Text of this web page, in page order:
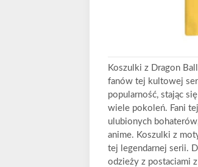
Koszulki z Dragon
fanów tej kultowej
popularność, stając
wiele pokoleń. Fani
ulubionych
anime. Koszulki z
tej legendarnej serii.
odzieży z postaciami